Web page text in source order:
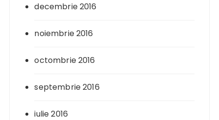
decembrie 2016
noiembrie 2016
octombrie 2016
septembrie 2016
iulie 2016